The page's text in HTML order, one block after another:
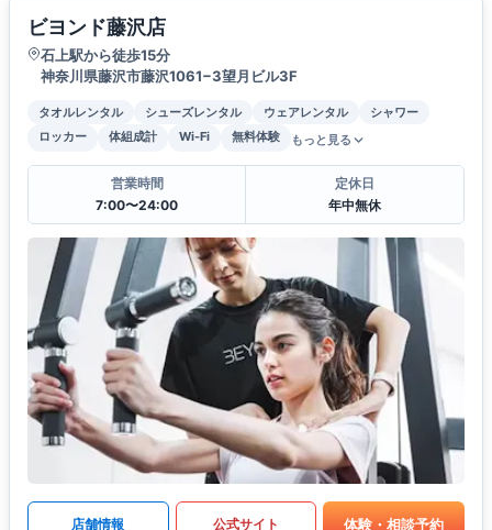
ビヨンド藤沢店
石上駅から徒歩15分
神奈川県藤沢市藤沢1061−3望月ビル3F
タオルレンタル シューズレンタル ウェアレンタル
シャワー
ロッカー
体組成計 Wi-Fi 無料体験 もっと見る
営業時間
7:00〜24:00
定休日
年中無休
店舗情報 公式サイト 体験・相談予約